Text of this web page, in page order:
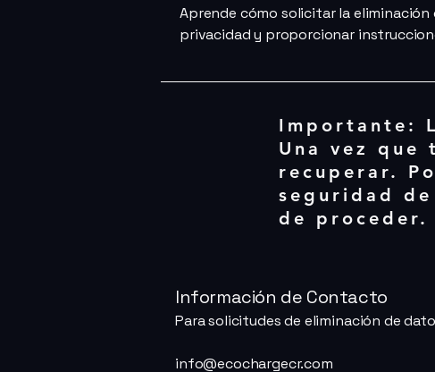
Aprende cómo solicitar la
privacidad y proporcionar
Importante:
Una vez que
recuperar.
seguridad
de proceder.
Información de Contacto
Para solicitudes de eliminación de
info@ecochargecr.com